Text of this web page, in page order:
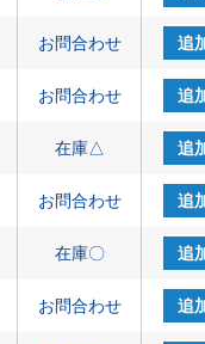
お問合わせ 追
お問合わせ 追
在庫△ 追
お問合わせ 追
在庫〇 追
お問合わせ 追